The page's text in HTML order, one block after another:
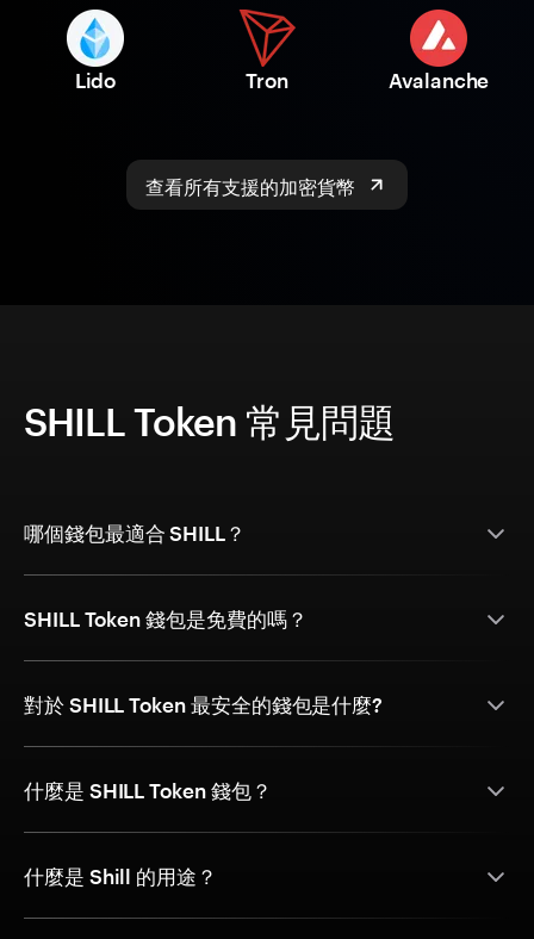
Lido Tron Avalanche
查看所有支援的加密貨幣
SHILL Token 常見問題
哪個錢包最適合 SHILL？
SHILL Token 錢包是免費的嗎？
對於 SHILL Token 最安全的錢包是什麼?
什麼是 SHILL Token 錢包？
什麼是 Shill 的用途？